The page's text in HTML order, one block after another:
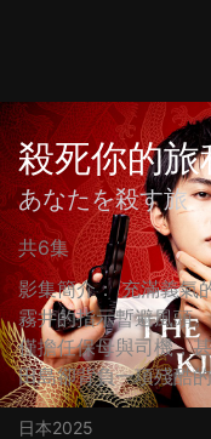
殺死你的旅
あなたを殺す旅
共6集
影集簡介： 充滿義氣
霧井的指示暫避風頭
僅擔任保母與司機，
田島卻背負一項殘酷
日本2025